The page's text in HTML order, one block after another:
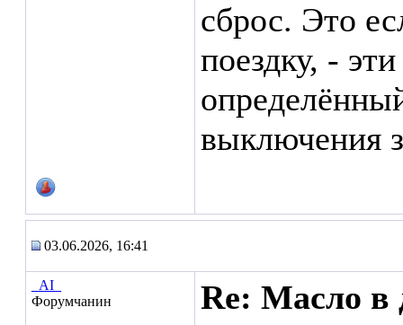
сброс. Это
поездку, -
выключения
03.06.2026, 16:41
_AI_
Форумчанин
Re: Масло в